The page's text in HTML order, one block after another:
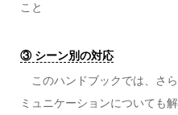
こと
③ シーン別の対応
このハンドブックでは、さ
ミュニケーションについても